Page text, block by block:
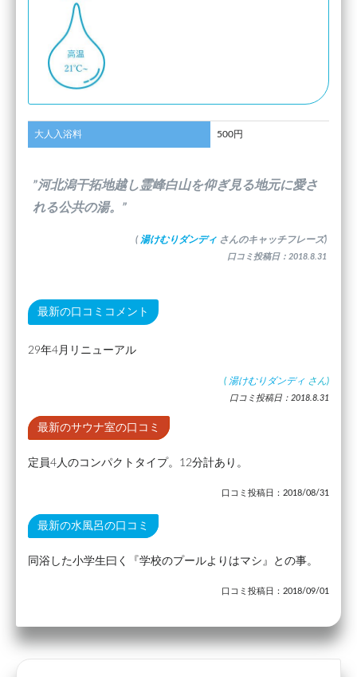
大人入浴料 500円
”河北潟干拓地越し霊峰白山を仰ぎ見る地元に愛さ
れる公共の湯。”
( 湯けむりダンディ さんのキャッチフレーズ)
口コミ投稿日：2018.8.31
最新の口コミコメント
29年4月リニューアル
( 湯けむりダンディ さん)
口コミ投稿日：2018.8.31
最新のサウナ室の口コミ
定員4人のコンパクトタイプ。12分計あり。
口コミ投稿日：2018/08/31
最新の水風呂の口コミ
同浴した小学生曰く『学校のプールよりはマシ』との事。
口コミ投稿日：2018/09/01